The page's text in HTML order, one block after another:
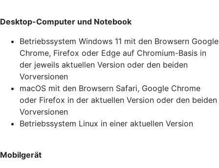
Desktop-Computer und Notebook
Betriebssystem Windows 11 mit den Browsern Google
Chrome, Firefox oder Edge auf Chromium-Basis in
der jeweils aktuellen Version oder den beiden
Vorversionen
macOS mit den Browsern Safari, Google Chrome
oder Firefox in der aktuellen Version oder den beiden
Vorversionen
Betriebssystem Linux in einer aktuellen Version
Mobilgerät